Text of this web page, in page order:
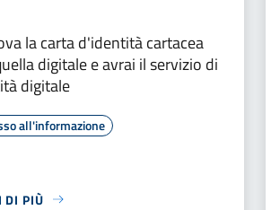
la carta d'identità cartacea
digitale e avrai il servizio di
digitale
all'informazione
DI PIÙ